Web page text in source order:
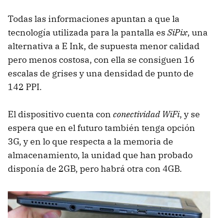
Todas las informaciones apuntan a que la
tecnología utilizada para la pantalla es SiPix, una
alternativa a E Ink, de supuesta menor calidad
pero menos costosa, con ella se consiguen 16
escalas de grises y una densidad de punto de
142 PPI.
El dispositivo cuenta con conectividad WiFi, y se
espera que en el futuro también tenga opción
3G, y en lo que respecta a la memoria de
almacenamiento, la unidad que han probado
disponía de 2GB, pero habrá otra con 4GB.